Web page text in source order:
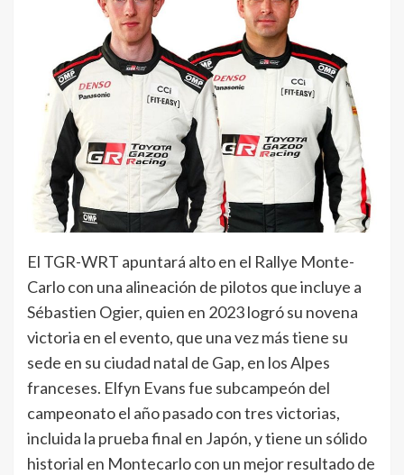
El TGR-WRT apuntará alto en el Rallye Monte-
Carlo con una alineación de pilotos que incluye a
Sébastien Ogier, quien en 2023 logró su novena
victoria en el evento, que una vez más tiene su
sede en su ciudad natal de Gap, en los Alpes
franceses. Elfyn Evans fue subcampeón del
campeonato el año pasado con tres victorias,
incluida la prueba final en Japón, y tiene un sólido
historial en Montecarlo con un mejor resultado de